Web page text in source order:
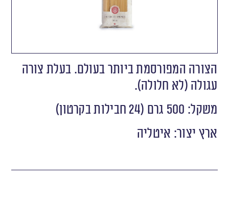
הצורה המפורסמת ביותר בעולם. בעלת צורה
עגולה (לא חלולה).
משקל: 500 גרם (24 חבילות בקרטון)
ארץ יצור: איטליה